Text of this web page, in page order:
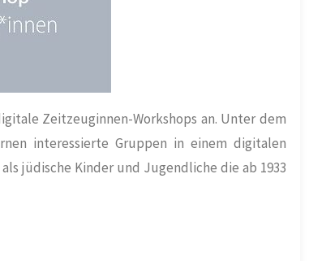
Zeitzeuginnen-Workshops an. Unter dem
interessierte Gruppen in einem digitalen
jüdische Kinder und Jugendliche die ab 1933